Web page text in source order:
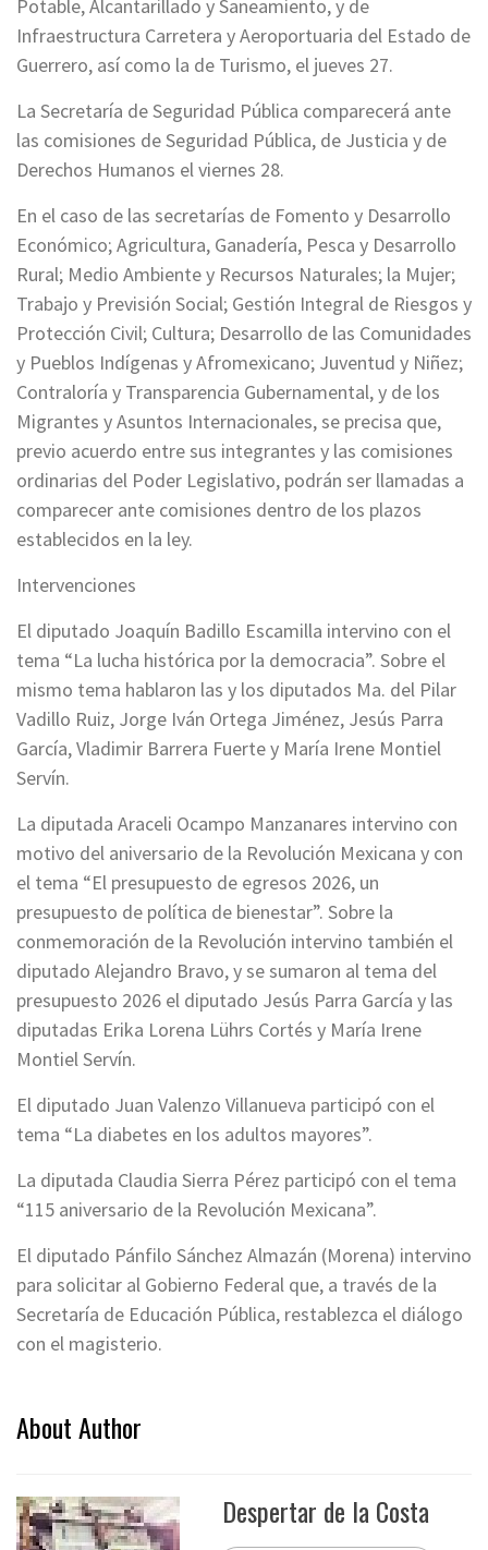
Potable, Alcantarillado y Saneamiento, y de
Infraestructura Carretera y Aeroportuaria del Estado de
Guerrero, así como la de Turismo, el jueves 27.
La Secretaría de Seguridad Pública comparecerá ante
las comisiones de Seguridad Pública, de Justicia y de
Derechos Humanos el viernes 28.
En el caso de las secretarías de Fomento y Desarrollo
Económico; Agricultura, Ganadería, Pesca y Desarrollo
Rural; Medio Ambiente y Recursos Naturales; la Mujer;
Trabajo y Previsión Social; Gestión Integral de Riesgos y
Protección Civil; Cultura; Desarrollo de las Comunidades
y Pueblos Indígenas y Afromexicano; Juventud y Niñez;
Contraloría y Transparencia Gubernamental, y de los
Migrantes y Asuntos Internacionales, se precisa que,
previo acuerdo entre sus integrantes y las comisiones
ordinarias del Poder Legislativo, podrán ser llamadas a
comparecer ante comisiones dentro de los plazos
establecidos en la ley.
Intervenciones
El diputado Joaquín Badillo Escamilla intervino con el
tema “La lucha histórica por la democracia”. Sobre el
mismo tema hablaron las y los diputados Ma. del Pilar
Vadillo Ruiz, Jorge Iván Ortega Jiménez, Jesús Parra
García, Vladimir Barrera Fuerte y María Irene Montiel
Servín.
La diputada Araceli Ocampo Manzanares intervino con
motivo del aniversario de la Revolución Mexicana y con
el tema “El presupuesto de egresos 2026, un
presupuesto de política de bienestar”. Sobre la
conmemoración de la Revolución intervino también el
diputado Alejandro Bravo, y se sumaron al tema del
presupuesto 2026 el diputado Jesús Parra García y las
diputadas Erika Lorena Lührs Cortés y María Irene
Montiel Servín.
El diputado Juan Valenzo Villanueva participó con el
tema “La diabetes en los adultos mayores”.
La diputada Claudia Sierra Pérez participó con el tema
“115 aniversario de la Revolución Mexicana”.
El diputado Pánfilo Sánchez Almazán (Morena) intervino
para solicitar al Gobierno Federal que, a través de la
Secretaría de Educación Pública, restablezca el diálogo
con el magisterio.
About Author
Despertar de la Costa